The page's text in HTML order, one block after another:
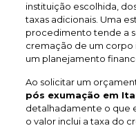
instituição escolhida,
taxas adicionais. Uma
procedimento tende a
cremação de um corpo
um planejamento
Ao solicitar um
pós exumação em
detalhadamente o que
o valor inclui a taxa do